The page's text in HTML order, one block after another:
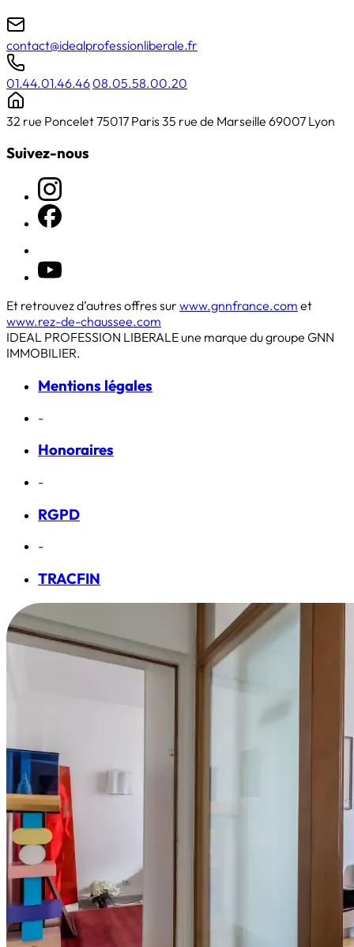
contact@idealprofessionliberale.fr
01.44.01.46.4608.05.58.00.20
32 rue Poncelet 75017 Paris 35 rue de Marseille 69007 Lyon
Suivez-nous
Et retrouvez d’autres offres sur www.gnnfrance.com et
www.rez-de-chaussee.com
IDEAL PROFESSION LIBERALE une marque du groupe GNN
IMMOBILIER.
Mentions légales
-
Honoraires
-
RGPD
-
TRACFIN